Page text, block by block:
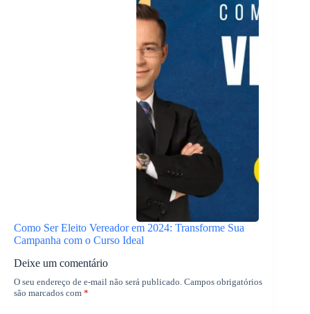
Como Ser Eleito Vereador em 2024: Transforme Sua
Campanha com o Curso Ideal
Deixe um comentário
O seu endereço de e-mail não será publicado. Campos obrigatórios
são marcados com *